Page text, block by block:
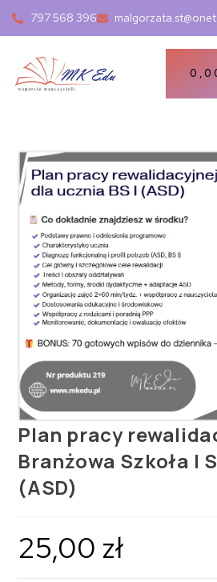
797 568 396
Plan pracy
Branżowa Szkoła I
(ASD)
25,00 zł